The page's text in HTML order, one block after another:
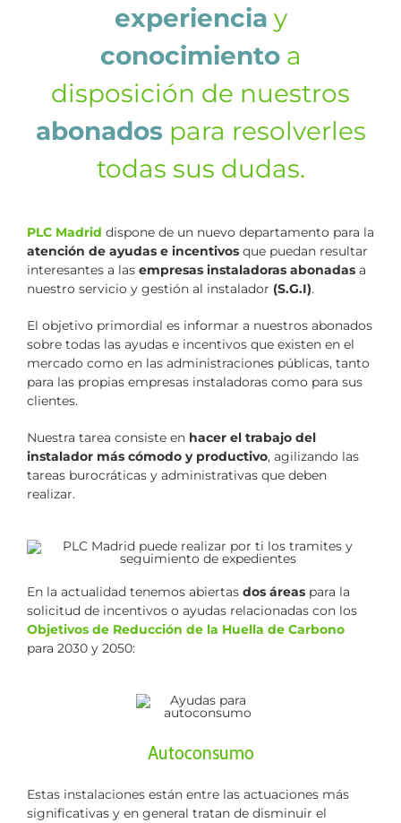
experiencia y
conocimientoa
disposición de nuestros
abonadospara resolverles
todas sus dudas.
PLC Madrid dispone de un nuevo departamento para la
atención de ayudas e incentivosque puedan resultar
interesantes a las empresas instaladoras abonadasa
nuestro servicio y gestión al instalador (S.G.I).
El objetivo primordial es informar a nuestros abonados
sobre todas las ayudas e incentivos que existen en el
mercado como en las administraciones públicas, tanto
para las propias empresas instaladoras como para sus
clientes.
Nuestra tarea consiste en hacer el trabajo del
instalador más cómodo y productivo, agilizando las
tareas burocráticas y administrativas que deben
realizar.
En la actualidad tenemos abiertas dos áreaspara la
solicitud de incentivos o ayudas relacionadas con los
Objetivos de Reducción de la Huella de Carbono
para 2030 y 2050:
Autoconsumo
Estas instalaciones están entre las actuaciones más
significativas y en general tratan de disminuir el